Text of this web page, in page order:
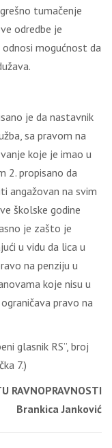
tumačenje
odredbe je
mogućnost da
je da nastavnik
sa pravom na
koje je imao u
2. propisano da
angažovan na svim
školske godine
je zašto je
u vidu da lica u
na penziju u
koje nisu u
pravo na
glasnik RS”, broj
7.)
RAVNOPRAVNOSTI
Brankica Janković